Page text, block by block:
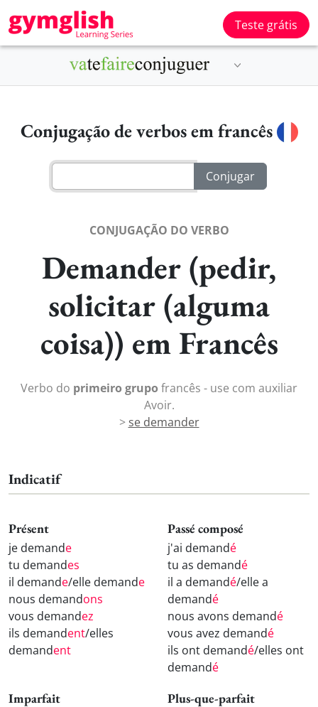
Teste grátis
Conjugação de verbos em francês
CONJUGAÇÃO DO VERBO
Demander (pedir,
solicitar (alguma
coisa)) em Francês
Verbo do primeiro grupo francês - use com auxiliar
Avoir.
> se demander
Indicatif
Présent
je demande
tu demandes
il demande/elle demande
nous demandons
vous demandez
ils demandent/elles
demandent
Passé composé
j'ai demandé
tu as demandé
il a demandé/elle a
demandé
nous avons demandé
vous avez demandé
ils ont demandé/elles ont
demandé
Imparfait Plus-que-parfait